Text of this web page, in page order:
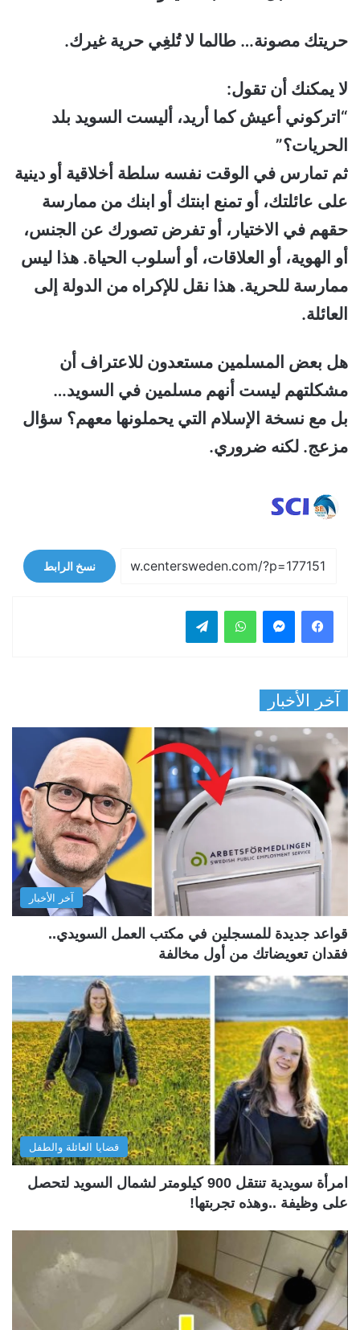
حريتك مصونة… طالما لا تُلغِي حرية غيرك.
لا يمكنك أن تقول:
“اتركوني أعيش كما أريد، أليست السويد بلد
الحريات؟”
ثم تمارس في الوقت نفسه سلطة أخلاقية أو دينية
على عائلتك، أو تمنع ابنتك أو ابنك من ممارسة
حقهم في الاختيار، أو تفرض تصورك عن الجنس،
أو الهوية، أو العلاقات، أو أسلوب الحياة. هذا ليس
ممارسة للحرية. هذا نقل للإكراه من الدولة إلى
العائلة.
هل بعض المسلمين مستعدون للاعتراف أن
مشكلتهم ليست أنهم مسلمين في السويد…
بل مع نسخة الإسلام التي يحملونها معهم؟ سؤال
مزعج. لكنه ضروري.
نسخ الرابط
فيسبوك واتساب
آخر الأخبار
آخر الأخبار
قواعد جديدة للمسجلين في مكتب العمل السويدي..
فقدان تعويضاتك من أول مخالفة
قضايا العائلة والطفل
امرأة سويدية تنتقل 900 كيلومتر لشمال السويد لتحصل
على وظيفة ..وهذه تجربتها!